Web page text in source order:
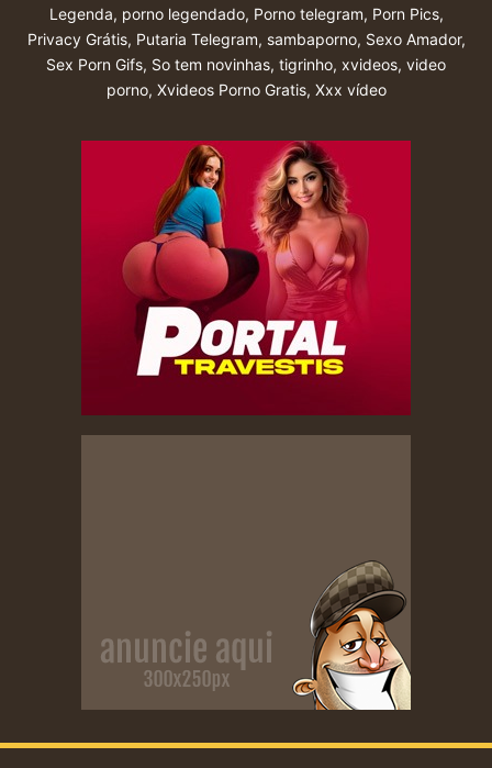
Legenda, porno legendado, Porno telegram, Porn Pics,
Privacy Grátis, Putaria Telegram, sambaporno, Sexo Amador,
Sex Porn Gifs, So tem novinhas, tigrinho, xvideos, video
porno, Xvideos Porno Gratis, Xxx vídeo